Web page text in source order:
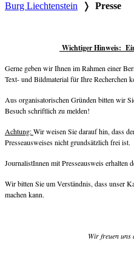
Burg Liechtenstein ❭ Presse
Wichtiger Hinweis:
Gerne geben wir Ihnen im Rahmen einer
Text- und Bildmaterial für Ihre Recherchen
Aus organisatorischen Gründen bitten wir
Besuch schriftlich zu melden!
Achtung:Wir weisen Sie darauf hin, dass
Presseausweises nicht grundsätzlich frei ist.
JournalistInnen mit Presseausweis erhalten
Wir bitten Sie um Verständnis, dass unser
machen kann.
Wir freuen uns